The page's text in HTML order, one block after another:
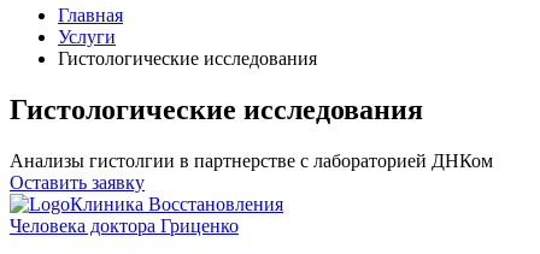
Главная
Услуги
Гистологические исследования
Гистологические исследования
Анализы гистолгии в партнерстве с лабораторией ДНКом
Оставить заявку
Клиника Восстановления
Человека доктора Гриценко